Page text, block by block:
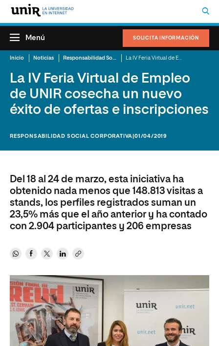
SOLICITA INFORMACIÓN
Menú
Inicio Noticias Responsabilidad Social Corporativa
La IV Feria Virtual de Empleo
de UNIR cosecha un nuevo
éxito de ofertas e inscripciones
RESPONSABILIDAD SOCIAL CORPORATIVA |01/04/2019
Del 18 al 24 de marzo, esta iniciativa ha
obtenido nada menos que 148.813 visitas a
stands, los perfiles registrados suman un
23,5% más que el año anterior y ha contado
con 2.904 participantes y 206 empresas